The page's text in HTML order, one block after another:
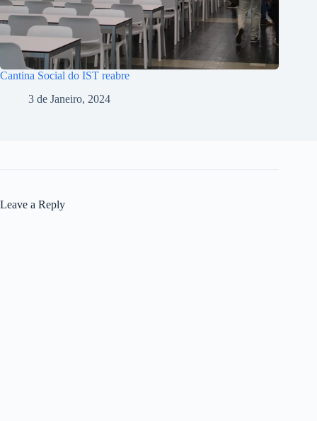
Cantina Social do IST reabre
3 de Janeiro, 2024
Leave a Reply